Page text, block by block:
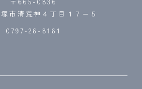
市清荒神４丁目１７−５
0797-26-8161